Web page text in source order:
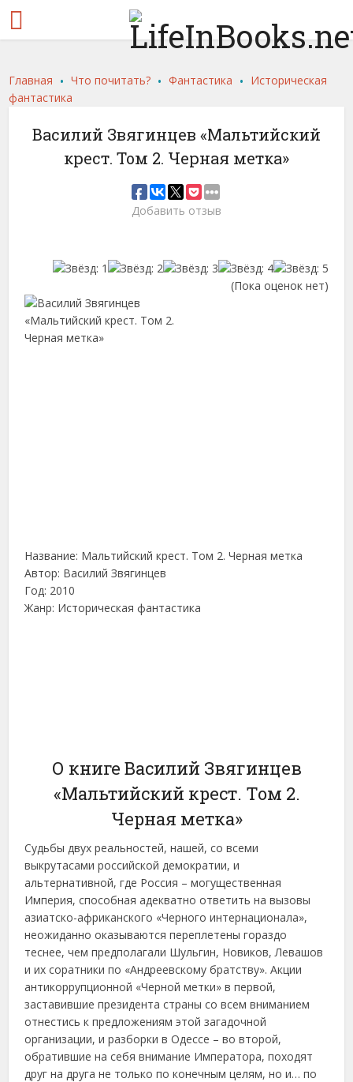
Главная .Что почитать? .Фантастика . Историческая
фантастика
Василий Звягинцев «Мальтийский
крест. Том 2. Черная метка»
Добавить отзыв
(Пока оценок нет)
Название: Мальтийский крест. Том 2. Черная метка
Автор: Василий Звягинцев
Год: 2010
Жанр: Историческая фантастика
О книге Василий Звягинцев
«Мальтийский крест. Том 2.
Черная метка»
Судьбы двух реальностей, нашей, со всеми
выкрутасами российской демократии, и
альтернативной, где Россия – могущественная
Империя, способная адекватно ответить на вызовы
азиатско-африканского «Черного интернационала»,
неожиданно оказываются переплетены гораздо
теснее, чем предполагали Шульгин, Новиков, Левашов
и их соратники по «Андреевскому братству». Акции
антикоррупционной «Черной метки» в первой,
заставившие президента страны со всем вниманием
отнестись к предложениям этой загадочной
организации, и разборки в Одессе – во второй,
обратившие на себя внимание Императора, походят
друг на друга не только по конечным целям, но и… по